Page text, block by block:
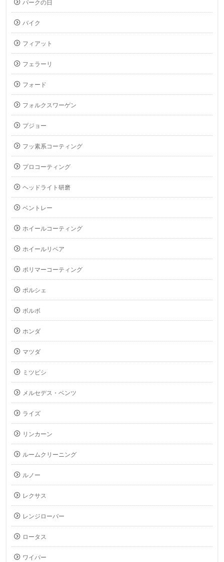
パークの日
バイク
フィアット
フェラーリ
フォード
フォルクスワーゲン
プジョー
フッ素系コーティング
プロコーティング
ヘッドライト研磨
ベントレー
ホイールコーティング
ホイールリペア
ポリマーコーティング
ポルシェ
ボルボ
ホンダ
マツダ
ミツビシ
メルセデス・ベンツ
ライズ
リンカーン
ルームクリーニング
ルノー
レクサス
レンジローバー
ロータス
ワイパー